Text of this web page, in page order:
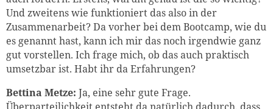
Und zweitens wie funktioniert das also in der
Zusammenarbeit? Da vorher bei dem Bootcamp, wie du
es genannt hast, kann ich mir das noch irgendwie ganz
gut vorstellen. Ich frage mich, ob das auch praktisch
umsetzbar ist. Habt ihr da Erfahrungen?
Bettina Metze: Ja, eine sehr gute Frage.